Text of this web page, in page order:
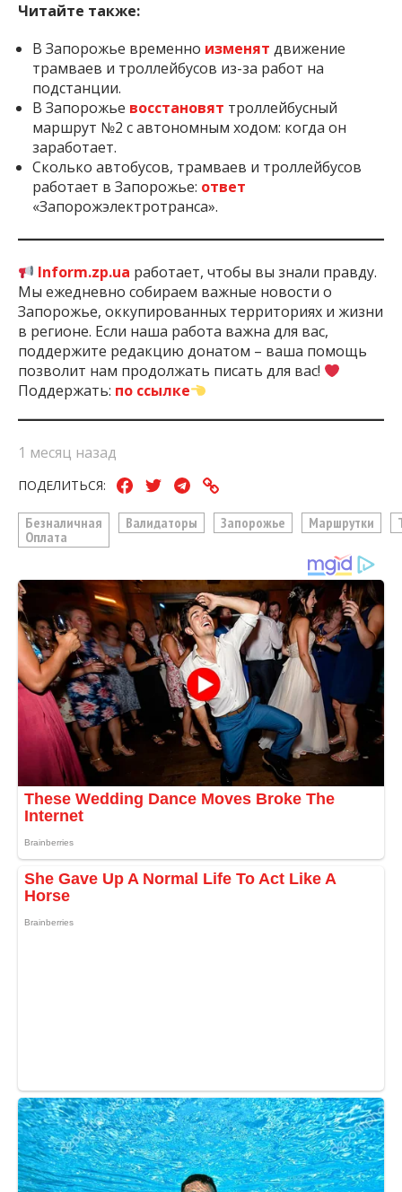
Читайте также:
В Запорожье временно изменят движение
трамваев и троллейбусов из-за работ на
подстанции.
В Запорожье восстановят троллейбусный
маршрут №2 с автономным ходом: когда он
заработает.
Сколько автобусов, трамваев и троллейбусов
работает в Запорожье: ответ
«Запорожэлектротранса».
Inform.zp.ua работает, чтобы вы знали правду.
Мы ежедневно собираем важные новости о
Запорожье, оккупированных территориях и жизни
в регионе. Если наша работа важна для вас,
поддержите редакцию донатом – ваша помощь
позволит нам продолжать писать для вас!
Поддержать: по ссылке
1 месяц назад
ПОДЕЛИТЬСЯ:
Безналичная
Оплата
Валидаторы Запорожье Маршрутки